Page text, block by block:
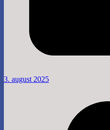
3. august 2025